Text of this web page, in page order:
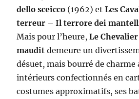
dello sceicco (1962) etLes
terreur –Il terrore dei
Mais pour l’heure,Le
maudit demeure un
désuet, mais bourré de charme
intérieurs confectionnés en
costumes approximatifs, ses